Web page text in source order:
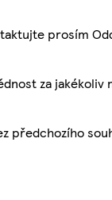
prosím
za jakékoliv
předchozího